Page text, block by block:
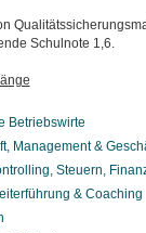
Schulnote 1,6.
Betriebswirte
Management &
Steuern,
& Coaching